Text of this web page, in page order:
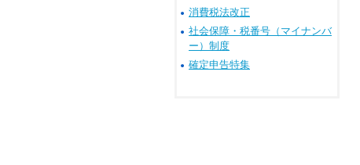
消費税法改正
社会保障・税番号（マイナンバ
ー）制度
確定申告特集